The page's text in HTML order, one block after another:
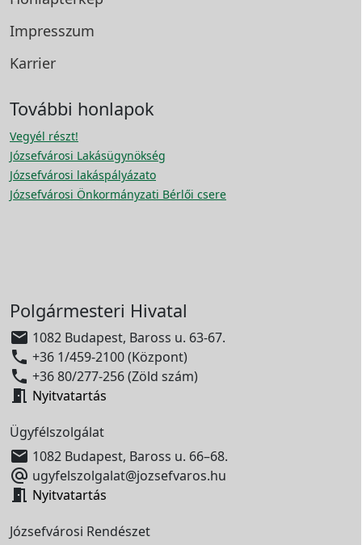
Impresszum
Karrier
További honlapok
Vegyél részt!
Józsefvárosi Lakásügynökség
Józsefvárosi lakáspályázato
Józsefvárosi Önkormányzati Bérlői csere
Polgármesteri Hivatal
 1082 Budapest, Baross u. 63-67.
 +36 1/459-2100 (Központ)
 +36 80/277-256 (Zöld szám)
 Nyitvatartás
Ügyfélszolgálat
 1082 Budapest, Baross u. 66–68.
 ugyfelszolgalat@jozsefvaros.hu
 Nyitvatartás
Józsefvárosi Rendészet